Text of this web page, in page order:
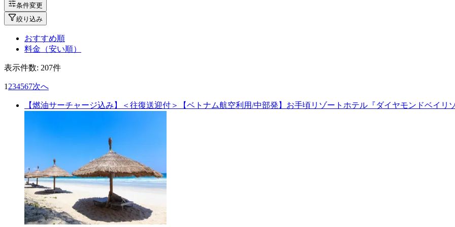
条件変更
絞り込み
おすすめ順
料金（安い順）
表示件数: 207件
1 234567次へ
【燃油サーチャージ込み】＜往復送迎付＞【ベトナム航空利用/中部発】お手頃リゾートホテル『ダイヤモンドベイリ